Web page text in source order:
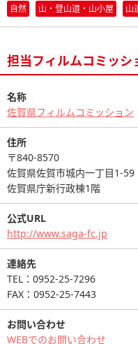
自然 山・登山道・山小屋 山
担当フィルムコミッシ
名称
佐賀県フィルムコミッション
住所
〒840-8570
佐賀県佐賀市城内一丁目1-59
佐賀県庁新行政棟1階
公式URL
http://www.saga-fc.jp
連絡先
TEL：0952-25-7296
FAX：0952-25-7443
お問い合わせ
WEBでのお問い合わせ